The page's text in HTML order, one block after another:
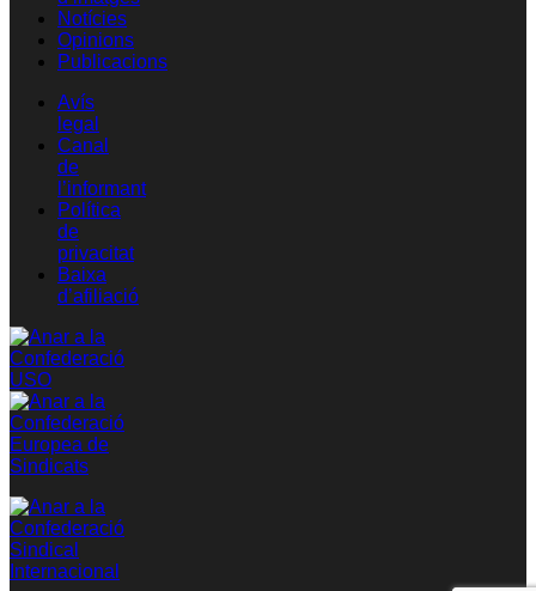
Notícies
Opinions
Publicacions
Avís
legal
Canal
de
l’informant
Política
de
privacitat
Baixa
d’afiliació